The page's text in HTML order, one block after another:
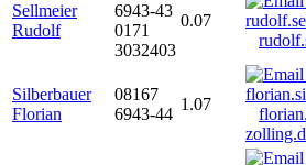
Sellmeier
Rudolf
6943-43
0171
3032403
0.07
Silberbauer
Florian
08167
6943-44
1.07